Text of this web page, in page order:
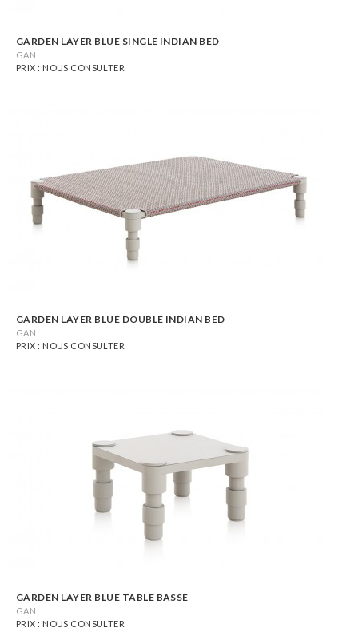
GARDEN LAYER BLUE SINGLE INDIAN BED
GAN
PRIX : NOUS CONSULTER
GARDEN LAYER BLUE DOUBLE INDIAN BED
GAN
PRIX : NOUS CONSULTER
GARDEN LAYER BLUE TABLE BASSE
GAN
PRIX : NOUS CONSULTER